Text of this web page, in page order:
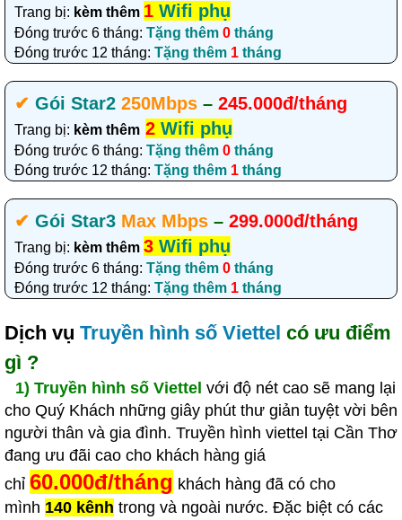
Trang bị: kèm thêm 1 Wifi phụ
Đóng trước 6 tháng: Tặng thêm 0 tháng
Đóng trước 12 tháng: Tặng thêm 1 tháng
✔‎ Gói Star2 250Mbps – 245.000đ/tháng
Trang bị: kèm thêm 2 Wifi phụ
Đóng trước 6 tháng: Tặng thêm 0 tháng
Đóng trước 12 tháng: Tặng thêm 1 tháng
✔‎ Gói Star3 Max Mbps – 299.000đ/tháng
Trang bị: kèm thêm 3 Wifi phụ
Đóng trước 6 tháng: Tặng thêm 0 tháng
Đóng trước 12 tháng: Tặng thêm 1 tháng
Dịch vụ Truyền hình số Viettel có ưu điểm
gì ?
1) Truyền hình số Viettel với độ nét cao sẽ mang lại
cho Quý Khách những giây phút thư giản tuyệt vời bên
người thân và gia đình. Truyền hình viettel tại Cần Thơ
đang ưu đãi cao cho khách hàng giá
chỉ 60.000đ/tháng khách hàng đã có cho
mình 140 kênh trong và ngoài nước. Đặc biệt có các